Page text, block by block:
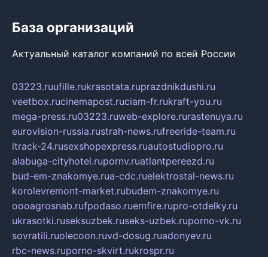
База организаций
Актуальный каталог компаний по всей России
03223.ruufille.rukrasotata.ruprazdnikdushi.ru
veetbox.rucinemapost.ruciam-fr.rukraft-you.ru
mega-press.ru03223.ruweb-explore.rurastenuya.ru
eurovision-russia.rustrah-news.rufreeride-team.ru
itrack-24.rusexshopexpress.ruautostudiopro.ru
alabuga-cityhotel.rupornv.ruatlantpereezd.ru
bud-em-znakomye.rua-cdc.ruelektrostal-news.ru
korolevremont-market.rubudem-znakomye.ru
oooagrosnab.rufpodaso.ruemfire.rupro-otdelky.ru
ukrasotki.ruseksuzbek.ruseks-uzbek.ruporno-vk.ru
sovratili.ruolecoon.ruvd-dosug.ruadonyev.ru
rbc-news.ruporno-skvirt.rukrospr.ru